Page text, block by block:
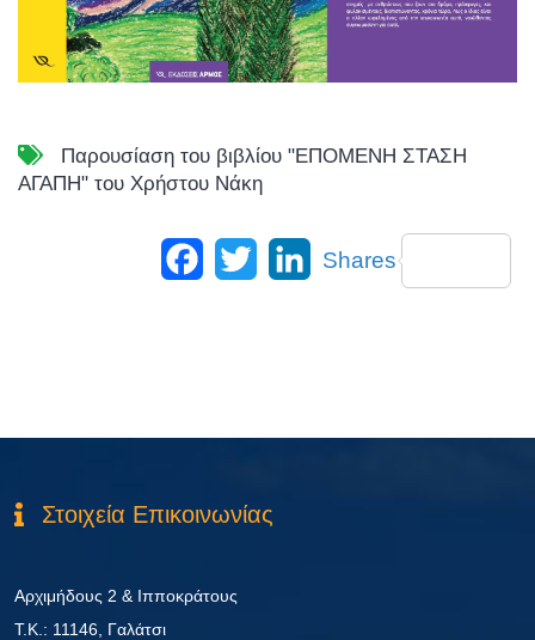
Παρουσίαση του βιβλίου "ΕΠΟΜΕΝΗ ΣΤΑΣΗ
ΑΓΑΠΗ" του Χρήστου Νάκη
Facebook
Twitter LinkedIn
Shares
Στοιχεία Επικοινωνίας
Αρχιμήδους 2 & Ιπποκράτους
Τ.Κ.: 11146, Γαλάτσι